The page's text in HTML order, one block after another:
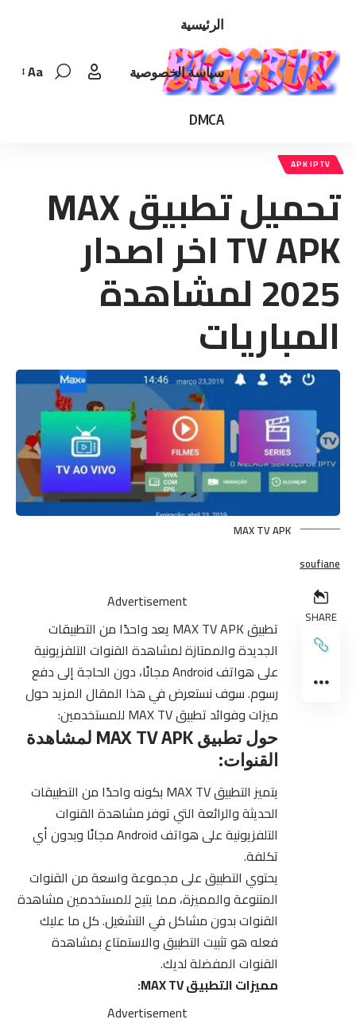
الرئيسية
سياسة الخصوصية
DMCA
Font
Aa
APK IPTV
تحميل تطبيق MAX
TV APK اخر اصدار
2025 لمشاهدة
المباريات
MAX TV APK
soufiane
SHARE
Advertisement
تطبيق MAX TV APK يعد واحدًا من التطبيقات
الجديدة والممتازة لمشاهدة القنوات التلفزيونية
على هواتف Android مجانًا، دون الحاجة إلى دفع
رسوم. سوف نستعرض في هذا المقال المزيد حول
ميزات وفوائد تطبيق MAX TV للمستخدمين:
حول تطبيق MAX TV APK لمشاهدة
القنوات:
يتميز التطبيقMAX TV بكونه واحدًا من التطبيقات
الحديثة والرائعة التي توفر مشاهدة القنوات
التلفزيونية على هواتف Android مجانًا وبدون أي
تكلفة.
يحتوي التطبيق على مجموعة واسعة من القنوات
المتنوعة والمميزة، مما يتيح للمستخدمين مشاهدة
القنوات بدون مشاكل في التشغيل. كل ما عليك
فعله هو تثبيت التطبيق والاستمتاع بمشاهدة
القنوات المفضلة لديك.
مميزات التطبيق MAX TV:
Advertisement